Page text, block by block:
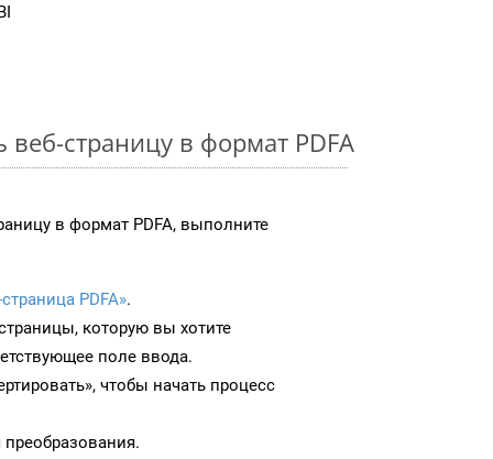
веб-страницу в формат PDFA
в формат PDFA, выполните
PDFA».
которую вы хотите
поле ввода.
чтобы начать процесс